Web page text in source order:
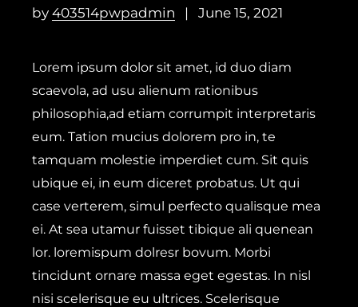
by403514pwpadmin June 15, 2021
Lorem ipsum dolor sit amet, id duo diam
scaevola, ad usu alienum rationibus
philosophia,ad etiam corrumpit interpretaris
eum. Tation mucius dolorem pro in, te
tamquam molestie imperdiet cum. Sit quis
ubique ei, in eum diceret probatus. Ut qui
case verterem, simul perfecto qualisque mea
ei. At sea utamur fuisset tibique ali quenean
lor. loremispum dolresr bovum. Morbi
tincidunt ornare massa eget egestas. In nisl
nisi scelerisque eu ultrices. Scelerisque